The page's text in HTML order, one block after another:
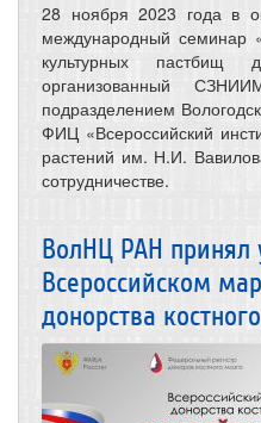
28 ноября 2023 года в
международный семинар
культурных пастбищ
организованный
подразделением
ФИЦ «Всероссийский
растений им. Н.И.
сотрудничестве.
ВолНЦ РАН принял
Всероссийском
донорства